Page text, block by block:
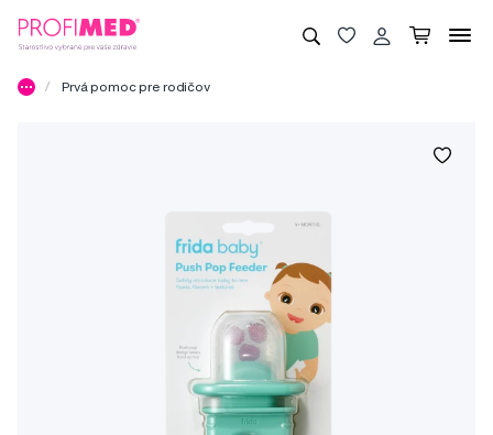
Prvá pomoc pre rodičov